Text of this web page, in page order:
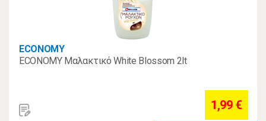
ECONOMY
ECONOMY Μαλακτικό White Blossom 2lt
1,99 €